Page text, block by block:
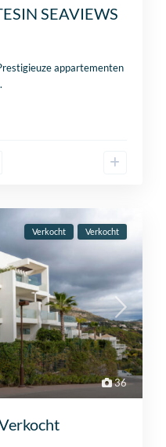
SEAVIEWS
appartementen
36
Verkocht Verkocht